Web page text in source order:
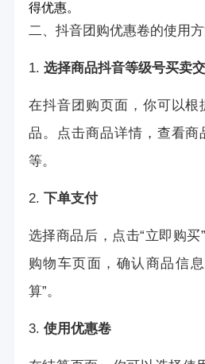
得优惠。
二、抖音团购优惠卷的使用
1. 选择商品抖音等级号买卖
在抖音团购页面，你可以根
品。点击商品详情，查看商
等。
2. 下单支付
选择商品后，点击“立即购买
购物车页面，确认商品信
算”。
3. 使用优惠卷